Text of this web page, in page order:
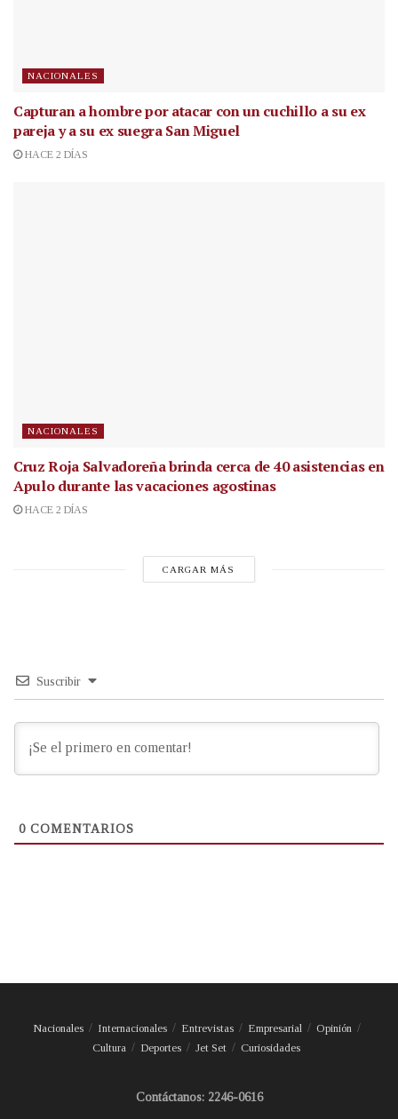
NACIONALES
Capturan a hombre por atacar con un cuchillo a su ex
pareja y a su ex suegra San Miguel
HACE 2 DÍAS
NACIONALES
Cruz Roja Salvadoreña brinda cerca de 40 asistencias en
Apulo durante las vacaciones agostinas
HACE 2 DÍAS
CARGAR MÁS
Suscribir
0 COMENTARIOS
Nacionales Internacionales Entrevistas Empresarial
Opinión
Cultura
Deportes Jet Set Curiosidades
Contáctanos: 2246-0616